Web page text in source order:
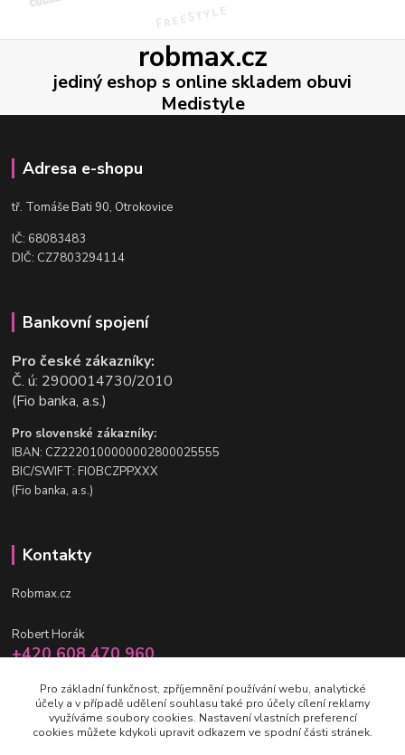
robmax.cz
jediný eshop s online skladem obuvi
Medistyle
Adresa e-shopu
tř. Tomáše Bati 90, Otrokovice
IČ: 68083483
DIČ: CZ7803294114
Bankovní spojení
Pro české zákazníky:
Č. ú: 2900014730/2010
(Fio banka, a.s.)
Pro slovenské zákazníky:
IBAN: CZ2220100000002800025555
BIC/SWIFT: FIOBCZPPXXX
(Fio banka, a.s.)
Kontakty
Robmax.cz
Robert Horák
+420 608 470 960
info@robmax.cz
Pro základní funkčnost, zpříjemnění používání webu, analytické
účely a v případě udělení souhlasu také pro účely cílení reklamy
využíváme soubory cookies. Nastavení vlastních preferencí
cookies můžete kdykoli upravit odkazem ve spodní části stránek.